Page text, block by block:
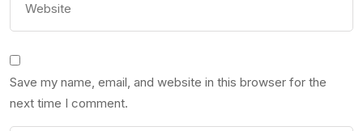
Save my name, email, and website in this browser for the
next time I comment.